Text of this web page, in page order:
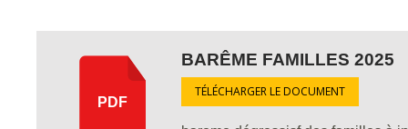
PDF
BARÊME FAMILLES 2025
TÉLÉCHARGER LE DOCUMENT